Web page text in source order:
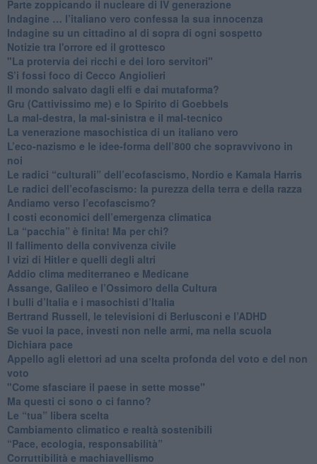
Parte zoppicando il nucleare di IV generazione
​Indagine … l’italiano vero confessa la sua innocenza
Indagine su un cittadino al di sopra di ogni sospetto
Notizie tra l'orrore ed il grottesco
"La protervia dei ricchi e dei loro servitori"
S’i fossi foco di Cecco Angiolieri
​Il mondo salvato dagli elfi e dai mutaforma?
Gru (Cattivissimo me) e lo Spirito di Goebbels
​La mal-destra, la mal-sinistra e il mal-tecnico
​La venerazione masochistica di un italiano vero
​L’eco-nazismo e le idee-forma dell’800 che sopravvivono in
noi
​Le radici “culturali” dell’ecofascismo, Nordio e Kamala Harris
Le radici dell’ecofascismo: la purezza della terra e della razza
Andiamo verso l’ecofascismo?
I costi economici dell’emergenza climatica
​La “pacchia” è finita! Ma per chi?
​Il fallimento della convivenza civile
​I vizi di Hitler e quelli degli altri
Addio clima mediterraneo e Medicane
​Assange, Galileo e l’Ossimoro della Cultura
​I bulli d’Italia e i masochisti d’Italia
​Bertrand Russell, le televisioni di Berlusconi e l’ADHD
​Se vuoi la pace, investi non nelle armi, ma nella scuola
​Dichiara pace
​Appello agli elettori ad una scelta profonda del voto e del non
voto
"Come sfasciare il paese in sette mosse"
​Ma questi ci sono o ci fanno?
​Le “tua” libera scelta
Cambiamento climatico e realtà sostenibili
“Pace, ecologia, responsabilità”
​Corruttibilità e machiavellismo